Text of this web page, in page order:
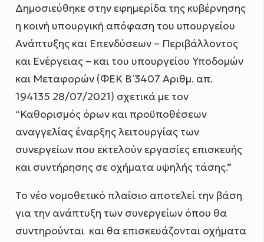
Δημοσιεύθηκε στην εφημερίδα της κυβέρνησης
η κοινή υπουργική απόφαση του υπουργείου
Ανάπτυξης και Επενδύσεων – Περιβάλλοντος
και Ενέργειας – και του υπουργείου Υποδομών
και Μεταφορών (ΦΕΚ Β΄ 3407 Αριθμ. απ.
194135 28/07/2021) σχετικά με τον
“Καθορισμός όρων και προϋποθέσεων
αναγγελίας έναρξης λειτουργίας των
συνεργείων που εκτελούν εργασίες επισκευής
και συντήρησης σε οχήματα υψηλής τάσης.”
Το νέο νομοθετικό πλαίσιο αποτελεί την βάση
για την ανάπτυξη των συνεργείων όπου θα
συντηρούνται και θα επισκευάζονται οχήματα